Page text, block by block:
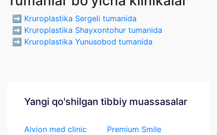
➡️ Kruroplastika Sergeli tumanida
➡️ Kruroplastika Shayxontohur tumanida
➡️ Kruroplastika Yunusobod tumanida
Yangi qo'shilgan tibbiy muassasalar
Alvion med clinic
Premium Smile